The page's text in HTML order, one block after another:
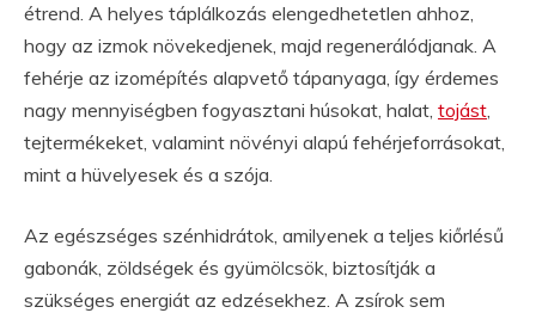
étrend. A helyes táplálkozás elengedhetetlen ahhoz,
hogy az izmok növekedjenek, majd regenerálódjanak. A
fehérje az izomépítés alapvető tápanyaga, így érdemes
nagy mennyiségben fogyasztani húsokat, halat, tojást
tejtermékeket, valamint növényi alapú fehérjeforrásokat,
mint a hüvelyesek és a szója.
Az egészséges szénhidrátok, amilyenek a teljes kiőrlésű
gabonák, zöldségek és gyümölcsök, biztosítják a
szükséges energiát az edzésekhez. A zsírok sem